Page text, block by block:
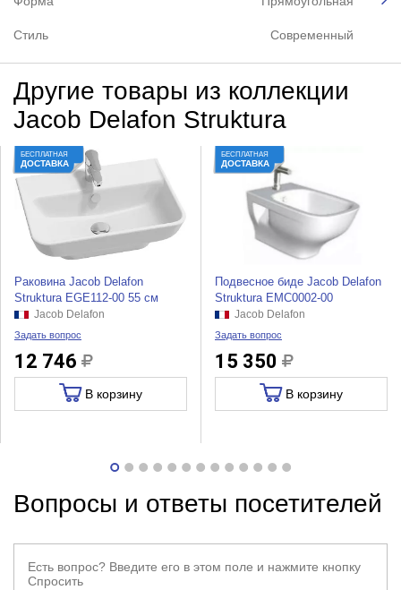
Стиль Современный
Другие товары из коллекции
Jacob Delafon Struktura
БЕСПЛАТНАЯ
ДОСТАВКА
Раковина Jacob Delafon
Struktura EGE112-00 55 см
Jacob Delafon
Задать вопрос
12 746
В корзину
БЕСПЛАТНАЯ
ДОСТАВКА
Подвесное биде Jacob Delafon
Struktura EMC0002-00
Jacob Delafon
Задать вопрос
15 350
В корзину
Вопросы и ответы посетителей